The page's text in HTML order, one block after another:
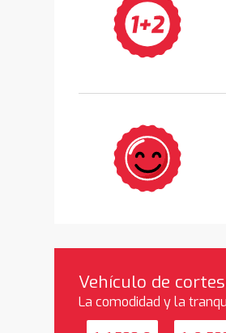
Vehículo de
La comodidad y la